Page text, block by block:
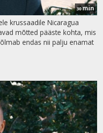
30min
krussaadile Nicaragua
mõtted pääste kohta, mis
endas nii palju enamat